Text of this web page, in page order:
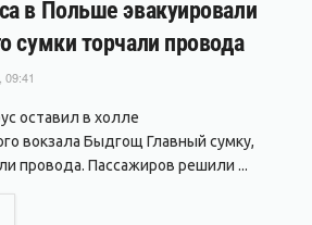
в Польше эвакуировали
сумки торчали провода
оставил в холле
вокзала Быдгощ Главный сумку,
провода. Пассажиров решили ...